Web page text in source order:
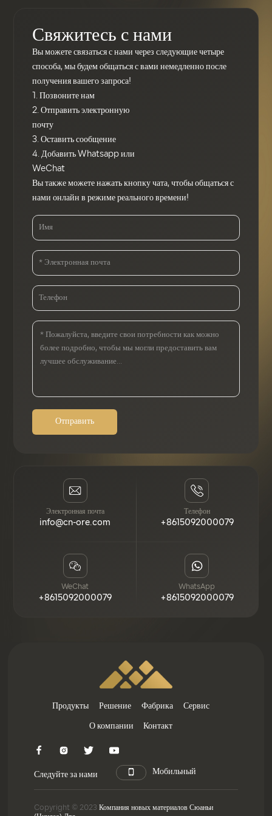
энергетические компании
страны создают цепочки
переработки металлического
кремния, поликремния,
монокристаллического
кремния, солнечных
элементов и других
материалов. В ближайшие
несколько лет это неизбежно
повлияет на развитие всей
энергетической отрасли и
новых источников энергии в
несколько лет это неизбежно
повлияет на развитие всей
энергетической отрасли и
применение новых
источников энергии в Китае.
Свяжитесь с нами
Вы можете связаться с нами через следующие четыре
способа, мы будем общаться с вами немедленно после
получения вашего запроса!
1. Позвоните нам
2. Отправить электронную
почту
3. Оставить сообщение
4. Добавить Whatsapp или
WeChat
Вы также можете нажать кнопку чата, чтобы общаться с
нами онлайн в режиме реального времени!
Отправить
Электронная почта
info@cn-ore.com
Телефон
+8615092000079
WeChat
+8615092000079
WhatsApp
+8615092000079
Продукты Решение Фабрика Сервис
О компании Контакт
Следуйте за нами Мобильный
Copyright © 2023 Компания новых материалов Сюаньи